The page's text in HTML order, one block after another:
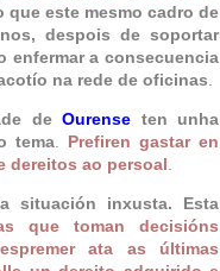
este mesmo cadro de
despois de soportar
enfermar a consecuencia
na rede de oficinas
deOurense ten unha
tema. Prefiren gastar en
dereitos ao persoal
situación inxusta. Esta
que toman decisións
ata as últimas